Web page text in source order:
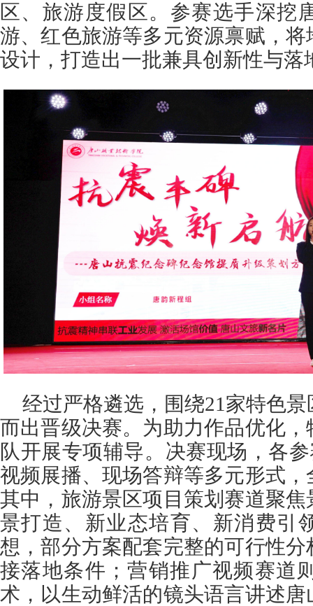
区、旅游度假区。参赛选手深挖
游、红色旅游等多元资源禀赋，
设计，打造出一批兼具创新性与落
经过严格遴选，围绕21家特色
而出晋级决赛。为助力作品优化
队开展专项辅导。决赛现场，各
视频展播、现场答辩等多元形式
其中，旅游景区项目策划赛道聚
景打造、新业态培育、新消费引
想，部分方案配套完整的可行性
接落地条件；营销推广视频赛道
术，以生动鲜活的镜头语言讲述